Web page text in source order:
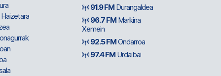
91.9 FM Durangaldea
96.7 FM Markina
Xemein
92.5 FMOndarroa
97.4 FM Urdaibai